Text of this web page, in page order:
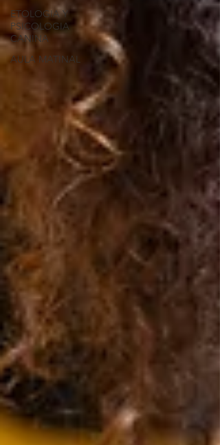
ETOLOGIA Y
PSICOLOGIA
CANINA
AULA MATINAL